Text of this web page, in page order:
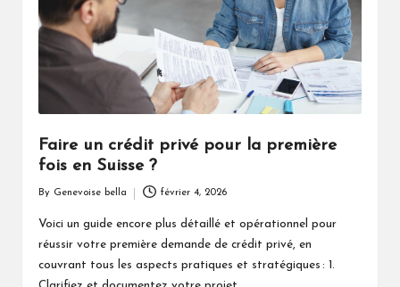
Faire un crédit privé pour la première
fois en Suisse ?
by
By Genevoise bella février 4, 2026
Voici un guide encore plus détaillé et opérationnel pour
réussir votre première demande de crédit privé, en
couvrant tous les aspects pratiques et stratégiques : 1.